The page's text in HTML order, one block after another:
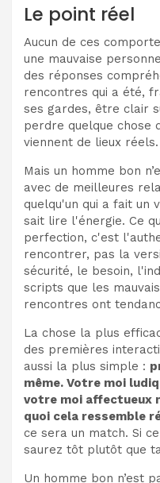
Le point réel
Aucun de ces
une mauvaise
des réponses
rencontres qui a été,
ses gardes, être clair
perdre quelque chose
viennent de lieux réels.
Mais un homme bon
avec de meilleures
quelqu'un qui a fait un
sait lire l'énergie. Ce
perfection, c'est
rencontrer, pas la
sécurité, le besoin,
scripts que les
rencontres ont
La chose la plus
des premières
aussi la plus simple :
même. Votre moi
votre moi affectueux
quoi cela ressemble
ce sera un match. Si
saurez tôt plutôt que
Un homme bon n’est